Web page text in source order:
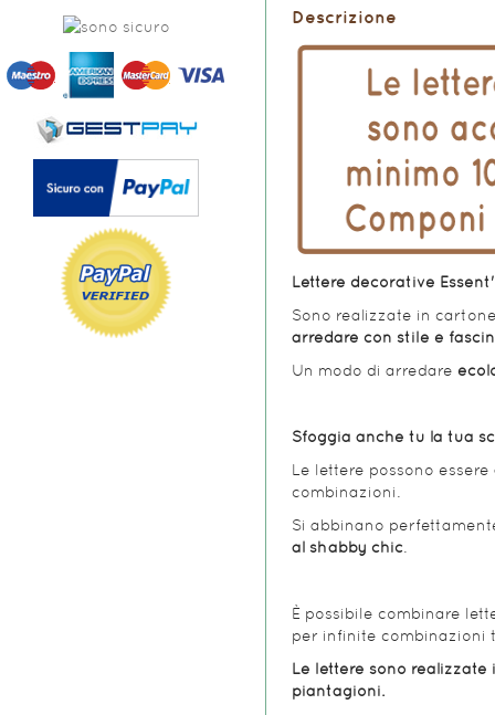
Descrizione
Lettere decorative
Sono realizzate in
arredare con stile e
Un modo di arredare
Sfoggia anche tu la tua
Le lettere possono essere
combinazioni.
Si abbinano
al shabby chic
È possibile combinare
per infinite combinazioni
Le lettere sono
piantagioni.